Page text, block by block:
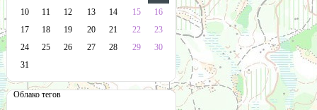
10
11 12 13 14 15
16
17
18 19 20 21 22
23
24
25 26 27 28 29
30
31
Облако тегов